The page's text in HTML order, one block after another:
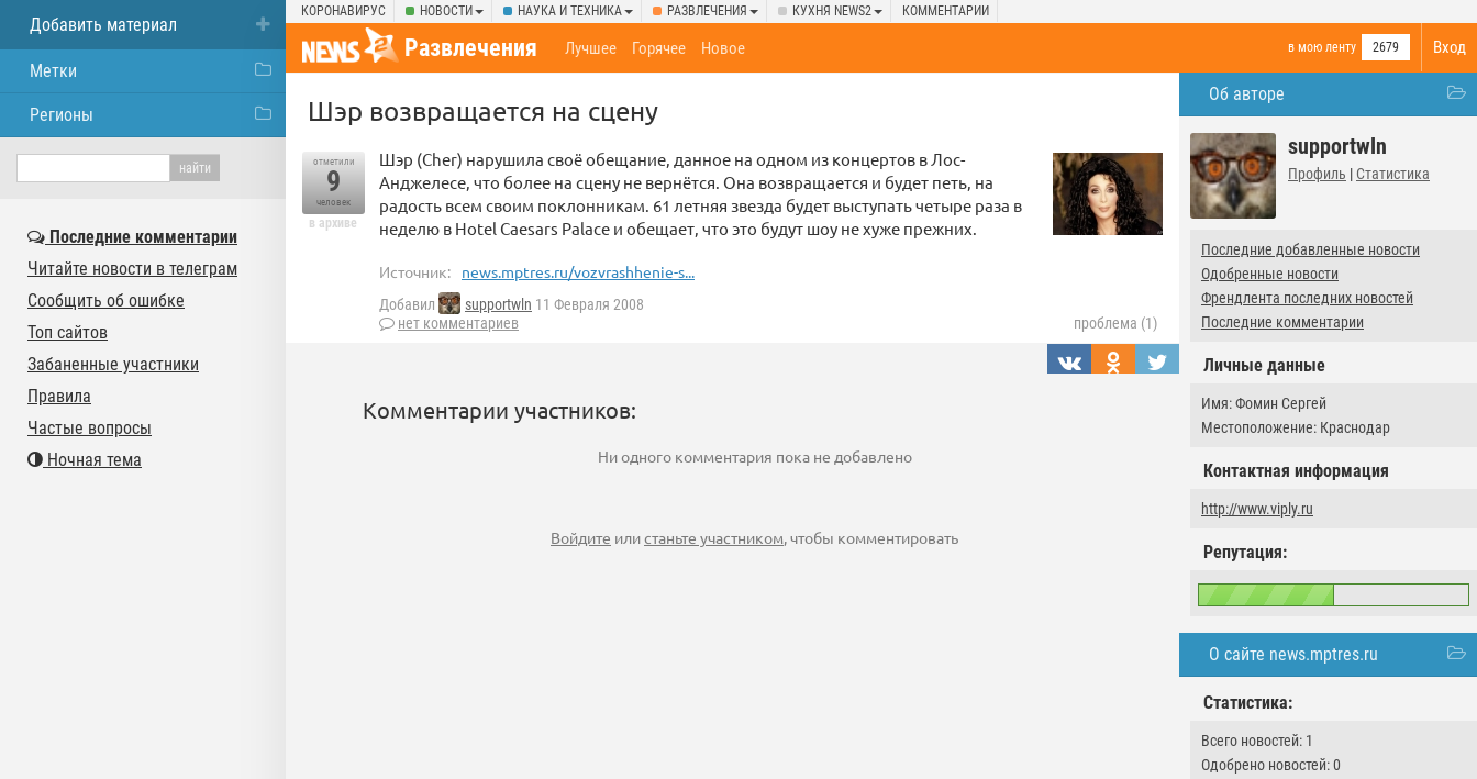
КОРОНАВИРУС НОВОСТИ НАУКА И ТЕХНИКА РАЗВЛЕЧЕНИЯ КУХНЯ NEWS2 КОММЕНТАРИИ
Вход
Развлечения в мою ленту 2679
Лучшее Горячее Новое
Об авторе
supportwln
Профиль | Статистика
Последние добавленные новости
Одобренные новости
Френдлента последних новостей
Последние комментарии
Личные данные
Имя: Фомин Сергей
Местоположение: Краснодар
Контактная информация
http://www.viply.ru
Репутация:
О сайте news.mptres.ru
Статистика:
Всего новостей: 1
Одобрено новостей: 0
Шэр возвращается на сцену
отметили
9
человек
в архиве
Шэр (Cher) нарушила своё обещание, данное на одном из концертов в Лос-
Анджелесе, что более на сцену не вернётся. Она возвращается и будет петь, на
радость всем своим поклонникам. 61 летняя звезда будет выступать четыре раза в
неделю в Hotel Caesars Palace и обещает, что это будут шоу не хуже прежних.
Источник: news.mptres.ru/vozvrashhenie-s...
Добавил supportwln 11 Февраля 2008
нет комментариев
проблема (1)
Комментарии участников:
Ни одного комментария пока не добавлено
Войдите илистаньте участником, чтобы комментировать
Добавить материал
Метки
Регионы
Последние комментарии
Читайте новости в телеграм
Сообщить об ошибке
Топ сайтов
Забаненные участники
Правила
Частые вопросы
Ночная тема